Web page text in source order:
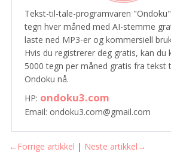
Tekst-til-tale-programvaren
tegn hver måned med AI-stemme
laste ned MP3-er og kommersiell
Hvis du registrerer deg gratis, kan du
5000 tegn per måned gratis fra tekst
Ondoku nå.
HP: ondoku3.com
Email: ondoku3.com@gmail.com
←Forrige artikkel | Neste artikkel→